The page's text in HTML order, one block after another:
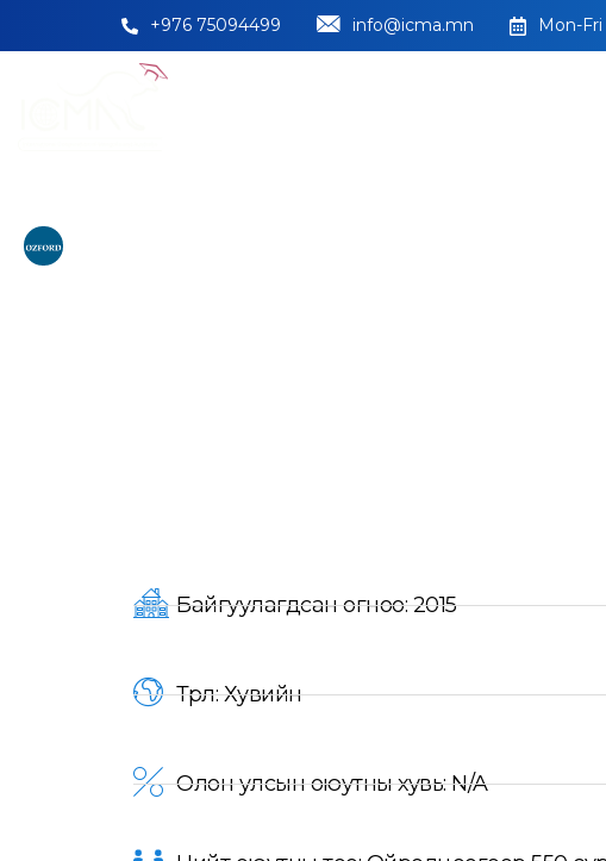
+976 75094499 info@icma.mn Mon-
Байгуулагдсан огноо: 2015
Төрөл: Хувийн
Олон улсын оюутны хувь: N/A